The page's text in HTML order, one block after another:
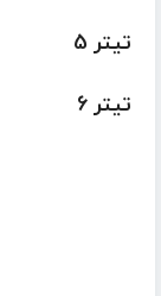
تیتر 5
تیتر 6